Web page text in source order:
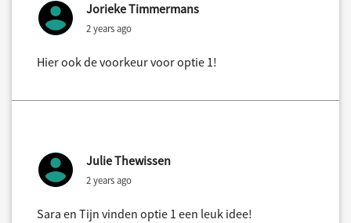
Jorieke Timmermans
2 years ago
Hier ook de voorkeur voor optie 1!
Julie Thewissen
2 years ago
Sara en Tijn vinden optie 1 een leuk idee!